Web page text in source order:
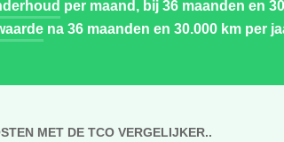
per maand, bij 36 maanden en
na 36 maanden en 30.000 km per
MET DE TCO VERGELIJKER..